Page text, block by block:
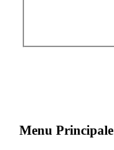
Menu Principale